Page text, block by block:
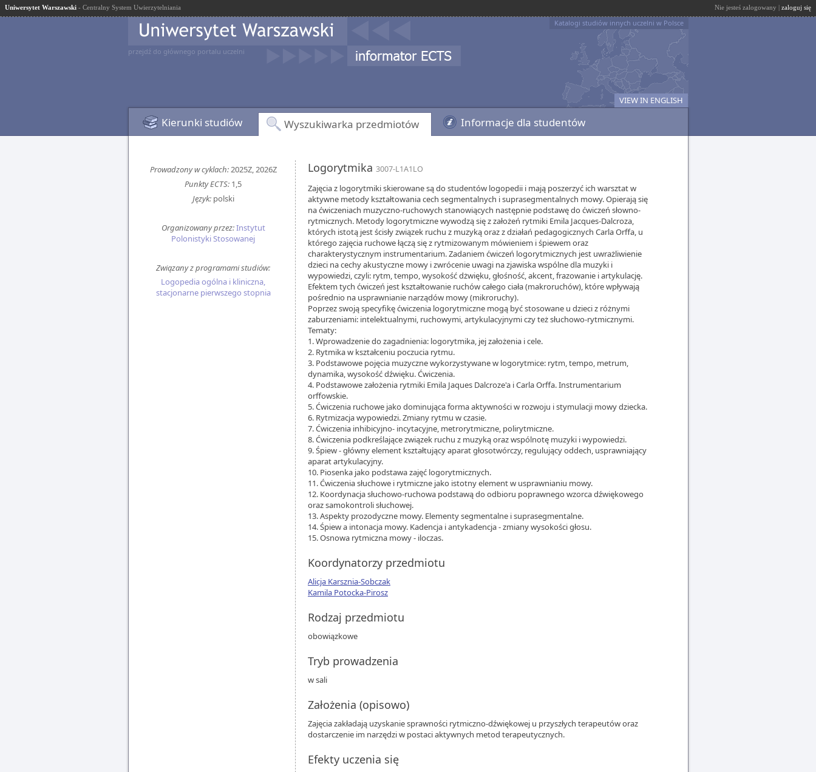
Uniwersytet Warszawski - Centralny System Uwierzytelniania Nie jesteś zalogowany | zaloguj się
przejdź do głównego portalu uczelni
Katalogi studiów innych uczelni w Polsce
VIEW IN ENGLISH
Kierunki studiów Wyszukiwarka przedmiotów Informacje dla studentów
Prowadzony w cyklach:2025Z, 2026Z
Punkty ECTS: 1,5
Język:polski
Organizowany przez:Instytut
Polonistyki Stosowanej
Związany z programami studiów:
Logopedia ogólna i kliniczna,
stacjonarne pierwszego stopnia
Logorytmika 3007-L1A1LO
Zajęcia z logorytmiki skierowane są do studentów logopedii i mają poszerzyć ich warsztat w
aktywne metody kształtowania cech segmentalnych i suprasegmentalnych mowy. Opierają się
na ćwiczeniach muzyczno-ruchowych stanowiących następnie podstawę do ćwiczeń słowno-
rytmicznych. Metody logorytmiczne wywodzą się z założeń rytmiki Emila Jacques-Dalcroza,
których istotą jest ścisły związek ruchu z muzyką oraz z działań pedagogicznych Carla Orffa, u
którego zajęcia ruchowe łączą się z rytmizowanym mówieniem i śpiewem oraz
charakterystycznym instrumentarium. Zadaniem ćwiczeń logorytmicznych jest uwrażliwienie
dzieci na cechy akustyczne mowy i zwrócenie uwagi na zjawiska wspólne dla muzyki i
wypowiedzi, czyli: rytm, tempo, wysokość dżwięku, głośność, akcent, frazowanie i artykulację.
Efektem tych ćwiczeń jest kształtowanie ruchów całego ciała (makroruchów), które wpływają
pośrednio na usprawnianie narządów mowy (mikroruchy).
Poprzez swoją specyfikę ćwiczenia logorytmiczne mogą być stosowane u dzieci z różnymi
zaburzeniami: intelektualnymi, ruchowymi, artykulacyjnymi czy też słuchowo-rytmicznymi.
Tematy:
1. Wprowadzenie do zagadnienia: logorytmika, jej założenia i cele.
2. Rytmika w kształceniu poczucia rytmu.
3. Podstawowe pojęcia muzyczne wykorzystywane w logorytmice: rytm, tempo, metrum,
dynamika, wysokość dźwięku. Ćwiczenia.
4. Podstawowe założenia rytmiki Emila Jaques Dalcroze'a i Carla Orffa. Instrumentarium
orffowskie.
5. Ćwiczenia ruchowe jako dominująca forma aktywności w rozwoju i stymulacji mowy dziecka.
6. Rytmizacja wypowiedzi. Zmiany rytmu w czasie.
7. Ćwiczenia inhibicyjno- incytacyjne, metrorytmiczne, polirytmiczne.
8. Ćwiczenia podkreślające związek ruchu z muzyką oraz wspólnotę muzyki i wypowiedzi.
9. Śpiew - główny element kształtujący aparat głosotwórczy, regulujący oddech, usprawniający
aparat artykulacyjny.
10. Piosenka jako podstawa zajęć logorytmicznych.
11. Ćwiczenia słuchowe i rytmiczne jako istotny element w usprawnianiu mowy.
12. Koordynacja słuchowo-ruchowa podstawą do odbioru poprawnego wzorca dźwiękowego
oraz samokontroli słuchowej.
13. Aspekty prozodyczne mowy. Elementy segmentalne i suprasegmentalne.
14. Śpiew a intonacja mowy. Kadencja i antykadencja - zmiany wysokości głosu.
15. Osnowa rytmiczna mowy - iloczas.
Koordynatorzy przedmiotu
Alicja Karsznia-Sobczak
Kamila Potocka-Pirosz
Rodzaj przedmiotu
obowiązkowe
Tryb prowadzenia
w sali
Założenia (opisowo)
Zajęcia zakładają uzyskanie sprawności rytmiczno-dźwiękowej u przyszłych terapeutów oraz
dostarczenie im narzędzi w postaci aktywnych metod terapeutycznych.
Efekty uczenia się